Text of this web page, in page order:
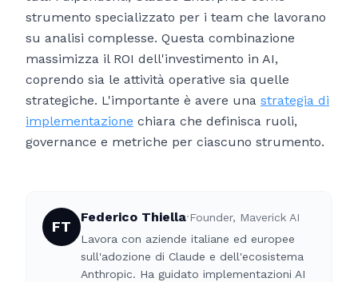
strumento specializzato per i team che lavorano
su analisi complesse. Questa combinazione
massimizza il ROI dell'investimento in AI,
coprendo sia le attività operative sia quelle
strategiche. L'importante è avere una strategia di
implementazione chiara che definisca ruoli,
governance e metriche per ciascuno strumento.
FT
Federico Thiella·Founder, Maverick AI
Lavora con aziende italiane ed europee
sull'adozione di Claude e dell'ecosistema
Anthropic. Ha guidato implementazioni AI